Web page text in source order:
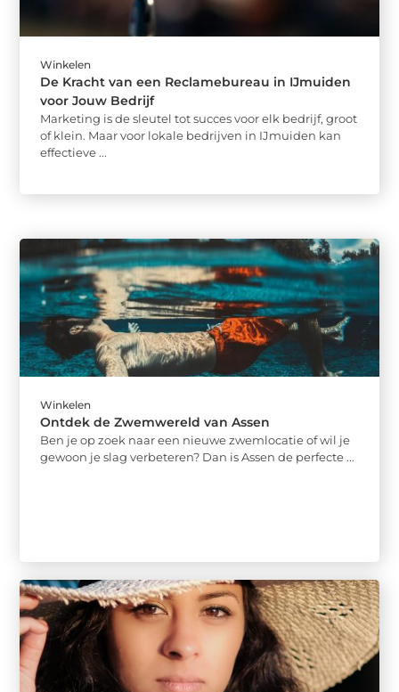
Winkelen
De Kracht van een Reclamebureau in IJmuiden
voor Jouw Bedrijf
Marketing is de sleutel tot succes voor elk bedrijf, groot
of klein. Maar voor lokale bedrijven in IJmuiden kan
effectieve ...
Winkelen
Ontdek de Zwemwereld van Assen
Ben je op zoek naar een nieuwe zwemlocatie of wil je
gewoon je slag verbeteren? Dan is Assen de perfecte ...